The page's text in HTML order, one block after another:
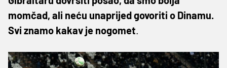
momčad, ali neću unaprijed govoriti o Dinamu.
Svi znamo kakav je nogomet.